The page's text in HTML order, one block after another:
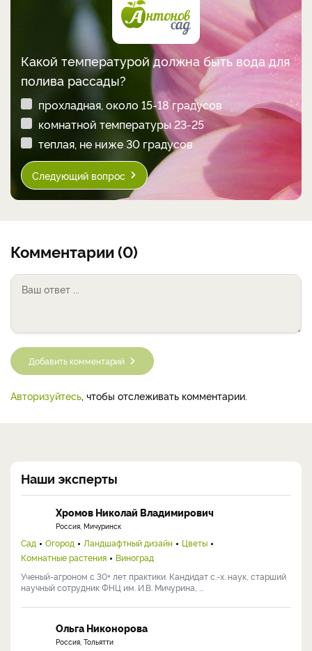
Какой температурой должна быть вода для
полива рассады?
прохладная, около 15-18 градусов
комнатной температуры 23-25
теплая, не ниже 30 градусов
Следующий вопрос
Комментарии (0)
Добавить комментарий
Авторизуйтесь, чтобы отслеживать комментарии.
Наши эксперты
Хромов Николай Владимирович
Россия, Мичуринск
Сад Огород Ландшафтный дизайн
Цветы
Комнатные растения
Виноград
Ученый-агроном с 30+ лет практики. Кандидат с.-х. наук, старший
научный сотрудник ФНЦ им. И.В. Мичурина, ...
Ольга Никонорова
Россия, Тольятти